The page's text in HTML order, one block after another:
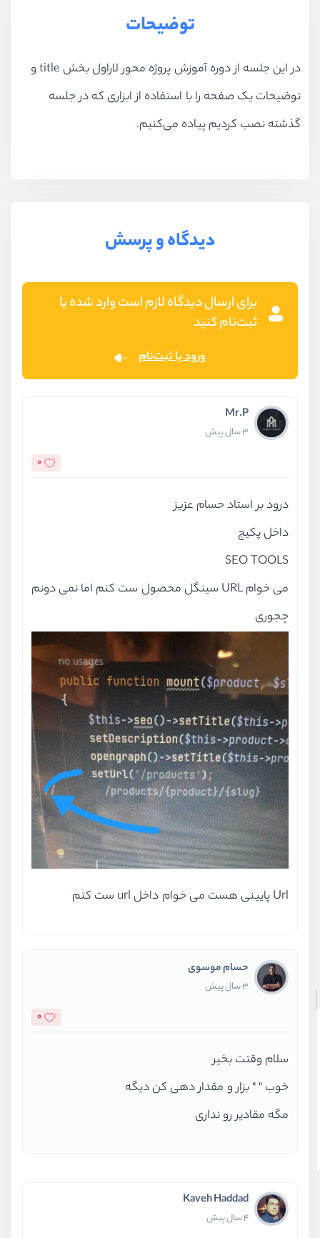
توضیحات
در این جلسه از دوره آموزش پروژه محور لاراول بخش title و
توضیحات یک صفحه را با استفاده از ابزاری که در جلسه
گذشته نصب کردیم پیاده می‌کنیم.
دیدگاه و پرسش
برای ارسال دیدگاه لازم است وارد شده یا
ثبت‌نام کنید
ورود یا ثبت‌نام
Mr.P
3 سال پیش
0
درود بر استاد حسام عزیز
داخل پکیج
SEO TOOLS
می خوام URL سینگل محصول ست کنم اما نمی دونم
چجوری
Url پایینی هست می خوام داخل url ست کنم
حسام موسوی
3 سال پیش
0
سلام وقتت بخیر
خوب " " بزار و مقدار دهی کن دیگه
مگه مقادیر رو نداری
Kaveh Haddad
4 سال پیش